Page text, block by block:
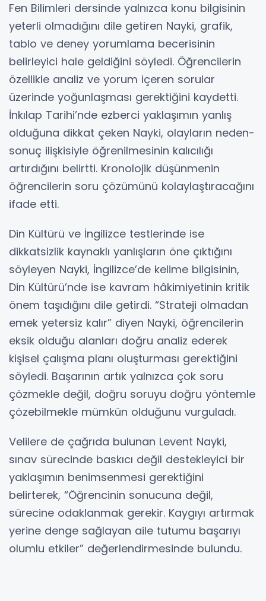
Fen Bilimleri dersinde yalnızca konu bilgisinin
yeterli olmadığını dile getiren Nayki, grafik,
tablo ve deney yorumlama becerisinin
belirleyici hale geldiğini söyledi. Öğrencilerin
özellikle analiz ve yorum içeren sorular
üzerinde yoğunlaşması gerektiğini kaydetti.
İnkılap Tarihi’nde ezberci yaklaşımın yanlış
olduğuna dikkat çeken Nayki, olayların neden-
sonuç ilişkisiyle öğrenilmesinin kalıcılığı
artırdığını belirtti. Kronolojik düşünmenin
öğrencilerin soru çözümünü kolaylaştıracağını
ifade etti.
Din Kültürü ve İngilizce testlerinde ise
dikkatsizlik kaynaklı yanlışların öne çıktığını
söyleyen Nayki, İngilizce’de kelime bilgisinin,
Din Kültürü’nde ise kavram hâkimiyetinin kritik
önem taşıdığını dile getirdi. “Strateji olmadan
emek yetersiz kalır” diyen Nayki, öğrencilerin
eksik olduğu alanları doğru analiz ederek
kişisel çalışma planı oluşturması gerektiğini
söyledi. Başarının artık yalnızca çok soru
çözmekle değil, doğru soruyu doğru yöntemle
çözebilmekle mümkün olduğunu vurguladı.
Velilere de çağrıda bulunan Levent Nayki,
sınav sürecinde baskıcı değil destekleyici bir
yaklaşımın benimsenmesi gerektiğini
belirterek, “Öğrencinin sonucuna değil,
sürecine odaklanmak gerekir. Kaygıyı artırmak
yerine denge sağlayan aile tutumu başarıyı
olumlu etkiler” değerlendirmesinde bulundu.